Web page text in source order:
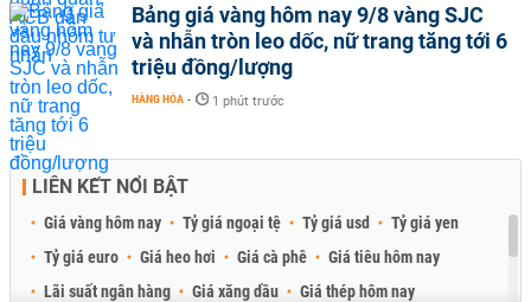
Bảng giá vàng hôm nay 9/8 vàng SJC
và nhẫn tròn leo dốc, nữ trang tăng tới 6
triệu đồng/lượng
HÀNG HÓA - 1 phút trước
LIÊN KẾT NỔI BẬT
Giá vàng hôm nay Tỷ giá ngoại tệ Tỷ giá usd
Tỷ giá yen
Tỷ giá euro
Giá heo hơi Giá cà phê
Giá tiêu hôm nay
Lãi suất ngân hàng
Giá xăng dầu
Giá thép hôm nay